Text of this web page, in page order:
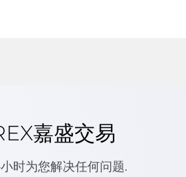
嘉盛交易
时为您解决任何问题.